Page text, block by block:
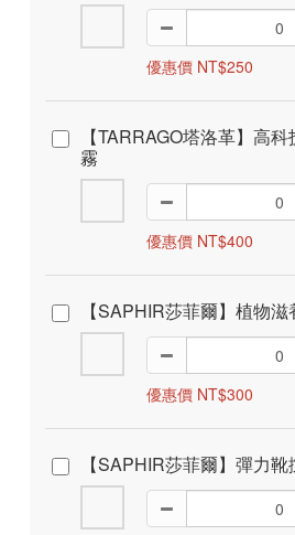
優惠價 NT$250
【TARRAGO塔洛革】高
霧
優惠價 NT$400
【SAPHIR莎菲爾】植物滋
優惠價 NT$300
【SAPHIR莎菲爾】彈力靴